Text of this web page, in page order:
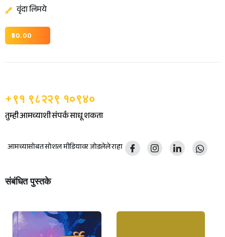
वृंदा लिमये
50.00
+९१ ९८२२९ १०९४०
तुम्ही आमच्याशी संपर्क साधू शकता
आमच्यासोबत सोशल मीडियावर जोडलेले राहा
संबंधित पुस्तके